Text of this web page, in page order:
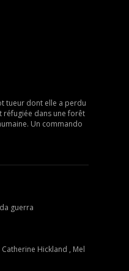
tueur dont elle a perdu
réfugiée dans une forêt
Un commando
guerra
Hickland , Mel